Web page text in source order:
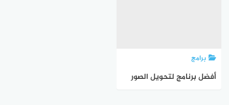
برامج
أفضل برنامج لتحويل الصور